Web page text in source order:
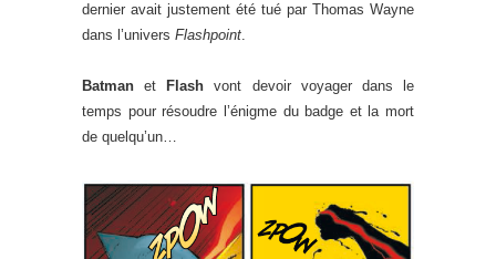
dernier avait justement été tué par Thomas Wayne
dans l’univers Flashpoint.
Batmanet Flash vont devoir voyager dans le
temps pour résoudre l’énigme du badge et la mort
de quelqu’un…